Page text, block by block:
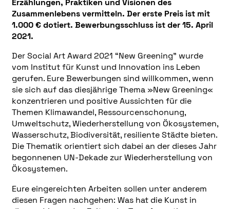
Erzählungen, Praktiken und Visionen des
Zusammenlebens vermitteln. Der erste Preis ist mit
1.000 € dotiert. Bewerbungsschluss ist der 15. April
2021.
Der Social Art Award 2021 “New Greening” wurde
vom Institut für Kunst und Innovation ins Leben
gerufen. Eure Bewerbungen sind willkommen, wenn
sie sich auf das diesjährige Thema »New Greening«
konzentrieren und positive Aussichten für die
Themen Klimawandel, Ressourcenschonung,
Umweltschutz, Wiederherstellung von Ökosystemen,
Wasserschutz, Biodiversität, resiliente Städte bieten.
Die Thematik orientiert sich dabei an der dieses Jahr
begonnenen UN-Dekade zur Wiederherstellung von
Ökosystemen.
Eure eingereichten Arbeiten sollen unter anderem
diesen Fragen nachgehen: Was hat die Kunst in